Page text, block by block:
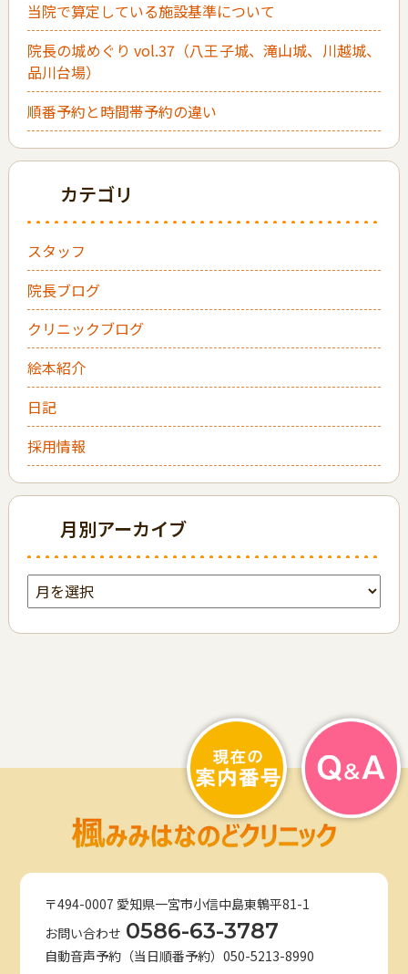
当院で算定している施設基準について
院長の城めぐり vol.37（八王子城、滝山城、川越城、
品川台場）
順番予約と時間帯予約の違い
カテゴリ
スタッフ
院長ブログ
クリニックブログ
絵本紹介
日記
採用情報
月別アーカイブ
〒494-0007 愛知県一宮市小信中島東鵯平81-1
お問い合わせ 0586-63-3787
自動音声予約（当日順番予約）050-5213-8990